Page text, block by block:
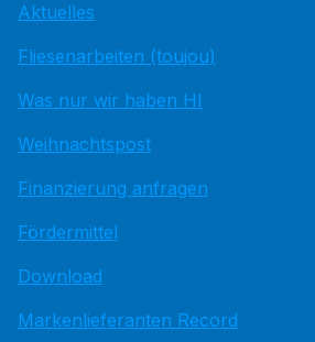
Aktuelles
Fliesenarbeiten (toujou)
Was nur wir haben HI
Weihnachtspost
Finanzierung anfragen
Fördermittel
Download
Markenlieferanten Record